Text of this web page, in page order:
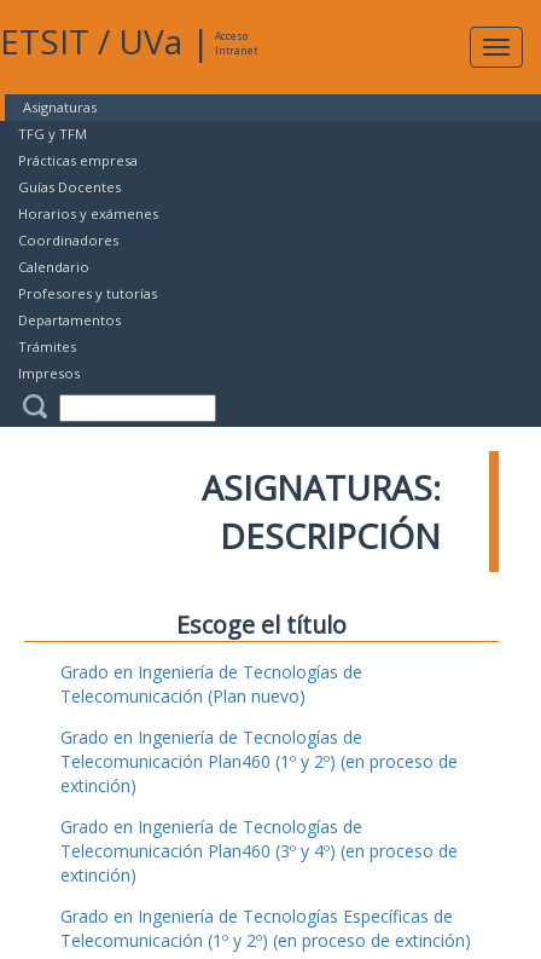
ETSIT / UVa |
Acceso
Intranet
Asignaturas
TFG y TFM
Prácticas empresa
Guías Docentes
Horarios y exámenes
Coordinadores
Calendario
Profesores y tutorías
Departamentos
Trámites
Impresos
ASIGNATURAS:
DESCRIPCIÓN
Escoge el título
Grado en Ingeniería de Tecnologías de
Telecomunicación (Plan nuevo)
Grado en Ingeniería de Tecnologías de
Telecomunicación Plan460 (1º y 2º) (en proceso de
extinción)
Grado en Ingeniería de Tecnologías de
Telecomunicación Plan460 (3º y 4º) (en proceso de
extinción)
Grado en Ingeniería de Tecnologías Específicas de
Telecomunicación (1º y 2º) (en proceso de extinción)